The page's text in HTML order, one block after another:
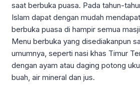
saat berbuka puasa. Pada tahun-
Islam dapat dengan mudah
berbuka puasa di hampir semua
Menu berbuka yang disediakanpun
umumnya, seperti nasi khas Timur
dengan ayam atau daging potong
buah, air mineral dan jus.